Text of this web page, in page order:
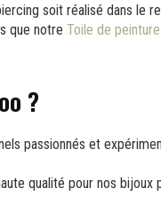
soit réalisé dans le
que notre Toile de
?
passionnés et
qualité pour nos bijoux